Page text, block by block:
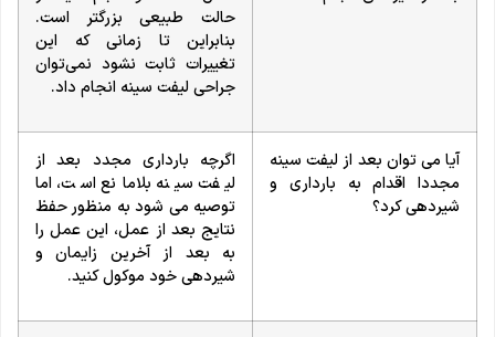
حالت طبیعی بزرگتر است.
بنابراین تا زمانی که این
تغییرات ثابت نشود نمی‌توان
جراحی لیفت سینه انجام داد.
آیا می توان بعد از لیفت سینه
مجددا اقدام به بارداری و
شیردهی کرد؟
اگرچه بارداری مجدد بعد از
لیفت سینه بلامانع است، اما
توصیه می شود به منظور حفظ
نتایج بعد از عمل، این عمل را
به بعد از آخرین زایمان و
شیردهی خود موکول کنید.